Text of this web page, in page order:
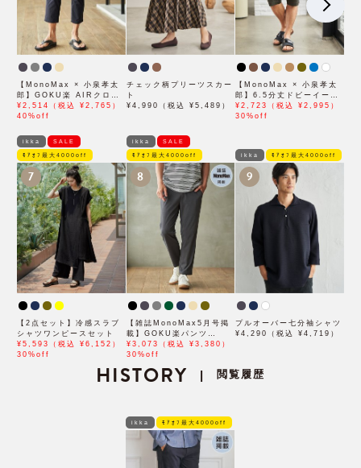
【MonoMax × 小泉孝太
郎】GOKU楽 AIRクロッ
プドパンツ「小泉孝太郎さ
ん着用モデル」
¥2,514（税込 ¥2,765）
40%off
チェック柄プリーツスカー
ト
¥4,990（税込 ¥5,489）
【MonoMax × 小泉孝太
郎】6.5分丈ドビーイージ
ーハーフパンツ「小泉孝太
郎さん着用モデル」
¥2,723（税込 ¥2,995）
30%off
ikka SALE
ﾓｱｵﾌ最大4000off
7
【2点セット】冷感スラブ
シャツワンピースセット
¥5,593（税込 ¥6,152）
30%off
ikka SALE
ﾓｱｵﾌ最大4000off
8
【雑誌MonoMax5月号掲
載】GOKU楽パンツ
EASY STRETCH 冷感ア
ンクル【接触冷感】「小泉
¥3,073（税込 ¥3,380）
30%off
ikka ﾓｱｵﾌ最大4000off
9
プルオーバー七分袖シャツ
¥4,290（税込 ¥4,719）
HISTORY | 閲覧履歴
ikka ﾓｱｵﾌ最大4000off